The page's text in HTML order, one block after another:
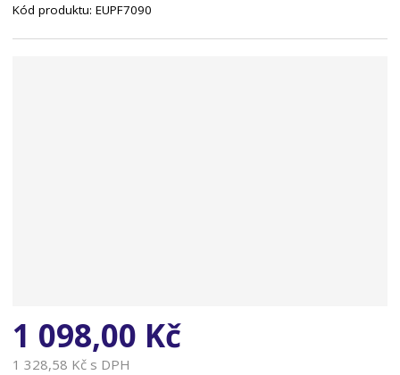
n
Kód produktu:EUPF7090
1 098,00 Kč
1 328,58 Kč s DPH